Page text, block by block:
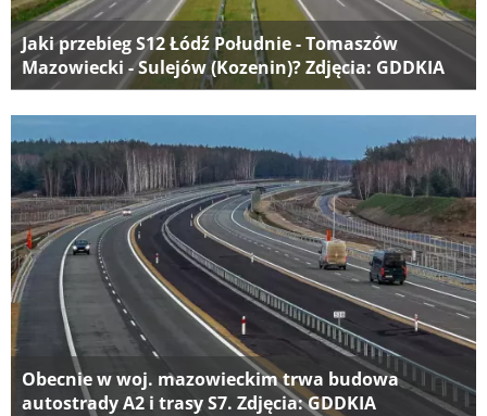
Jaki przebieg S12 Łódź Południe - Tomaszów
Mazowiecki - Sulejów (Kozenin)? Zdjęcia: GDDKIA
Obecnie w woj. mazowieckim trwa budowa
autostrady A2 i trasy S7. Zdjęcia: GDDKIA